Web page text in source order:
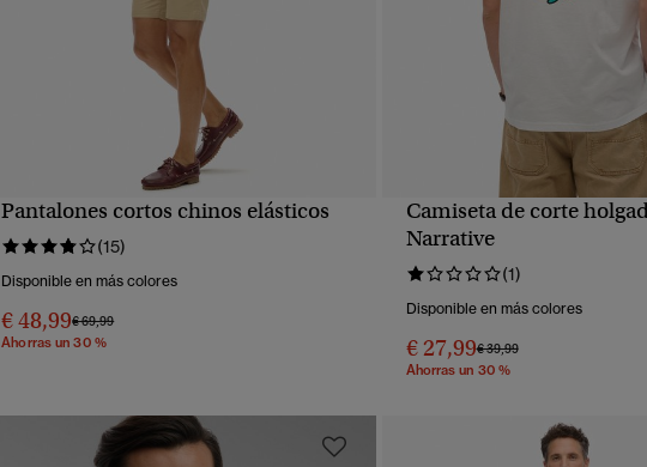
Pantalones cortos chinos elásticos
(15)
Disponible en más colores
€ 48,99Precio rebajado de
€ 69,99a
Ahorras un 30 %
VISTA RÁPIDA
Camiseta de corte
Narrative
(1)
Disponible en más colores
€ 27,99Precio rebajado de
€ 39,99a
Ahorras un 30 %